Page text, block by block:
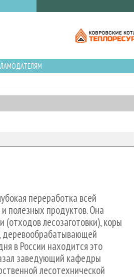
переработка всей
полезных продуктов. Она
(отходов лесозаготовки), коры
деревообрабатывающей
в России находится это
заведующий кафедры
лесотехнической